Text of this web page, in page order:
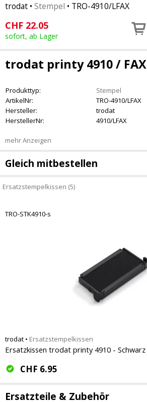
trodat • Stempel • TRO-4910/LFAX
CHF 22.05
sofort, ab Lager
trodat printy 4910 / FAX
Produkttyp:
Stempel
ArtikelNr:
TRO-4910/LFAX
Hersteller:
trodat
HerstellerNr:
4910/LFAX
mehr Anzeigen
Gleich mitbestellen
Ersatzstempelkissen (5)
TRO-STK4910-s
trodat • Ersatzstempelkissen
Ersatzkissen trodat printy 4910 - Schwarz
CHF 6.95
Ersatzteile & Zubehör